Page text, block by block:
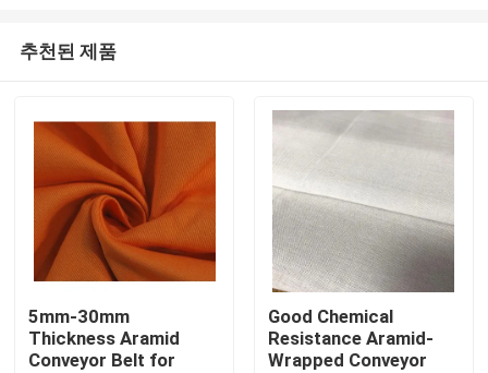
추천된 제품
5mm-30mm
Thickness Aramid
Conveyor Belt for
Good Chemical
Resistance Aramid-
Wrapped Conveyor